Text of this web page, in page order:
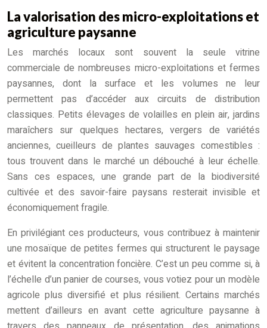
La valorisation des micro-exploitations et
agriculture paysanne
Les marchés locaux sont souvent la seule vitrine
commerciale de nombreuses micro-exploitations et fermes
paysannes, dont la surface et les volumes ne leur
permettent pas d’accéder aux circuits de distribution
classiques. Petits élevages de volailles en plein air, jardins
maraîchers sur quelques hectares, vergers de variétés
anciennes, cueilleurs de plantes sauvages comestibles :
tous trouvent dans le marché un débouché à leur échelle.
Sans ces espaces, une grande part de la biodiversité
cultivée et des savoir-faire paysans resterait invisible et
économiquement fragile.
En privilégiant ces producteurs, vous contribuez à maintenir
une mosaïque de petites fermes qui structurent le paysage
et évitent la concentration foncière. C’est un peu comme si, à
l’échelle d’un panier de courses, vous votiez pour un modèle
agricole plus diversifié et plus résilient. Certains marchés
mettent d’ailleurs en avant cette agriculture paysanne à